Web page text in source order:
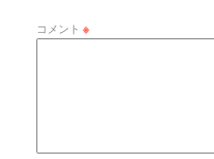
コメント ※